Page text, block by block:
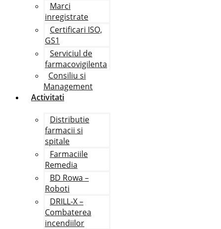
Marci
inregistrate
Certificari ISO,
GS1
Serviciul de
farmacovigilenta
Consiliu si
Management
Activitati
Distributie
farmacii si
spitale
Farmaciile
Remedia
BD Rowa –
Roboti
DRILL-X –
Combaterea
incendiilor